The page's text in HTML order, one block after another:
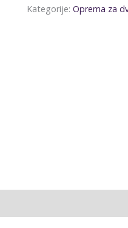
Kategorije:Oprema za